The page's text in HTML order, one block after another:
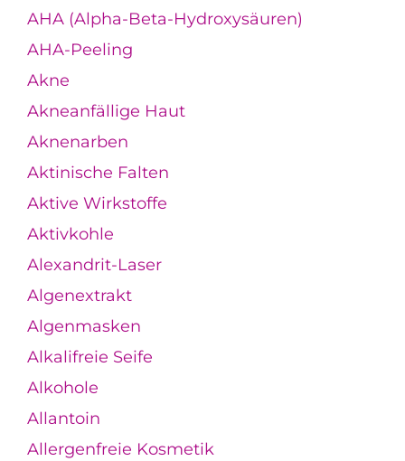
AHA (Alpha-Beta-Hydroxysäuren)
AHA-Peeling
Akne
Akneanfällige Haut
Aknenarben
Aktinische Falten
Aktive Wirkstoffe
Aktivkohle
Alexandrit-Laser
Algenextrakt
Algenmasken
Alkalifreie Seife
Alkohole
Allantoin
Allergenfreie Kosmetik